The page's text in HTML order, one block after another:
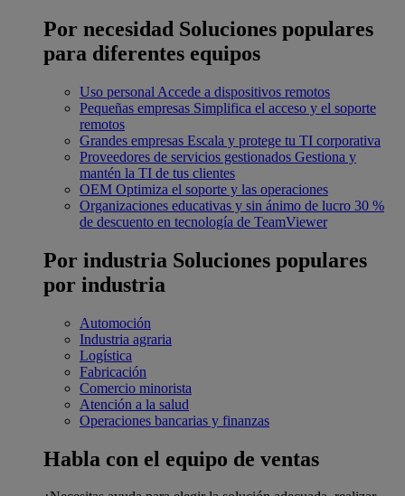
Por necesidad Soluciones populares
para diferentes equipos
Uso personal Accede a dispositivos remotos
Pequeñas empresas Simplifica el acceso y el soporte
remotos
Grandes empresas Escala y protege tu TI corporativa
Proveedores de servicios gestionados Gestiona y
mantén la TI de tus clientes
OEM Optimiza el soporte y las operaciones
Organizaciones educativas y sin ánimo de lucro 30 %
de descuento en tecnología de TeamViewer
Por industria Soluciones populares
por industria
Automoción
Industria agraria
Logística
Fabricación
Comercio minorista
Atención a la salud
Operaciones bancarias y finanzas
Habla con el equipo de ventas